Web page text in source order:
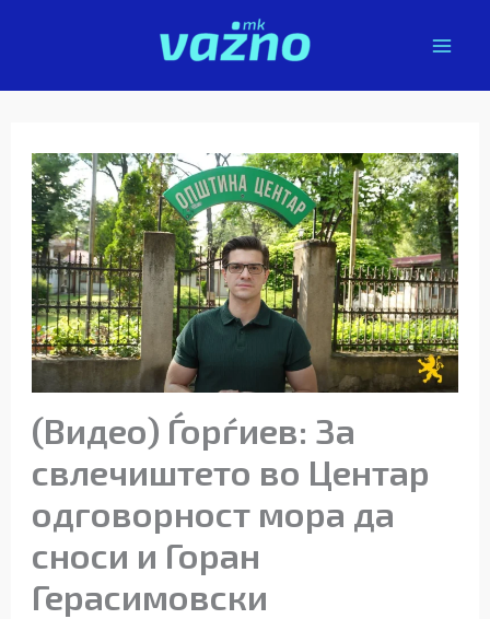
(Видео) Ѓорѓиев: За
свлечиштето во Центар
одговорност мора да
сноси и Горан
Герасимовски